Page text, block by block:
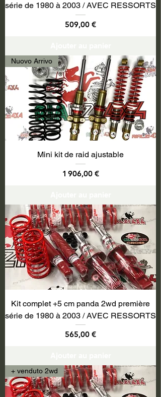
série de 1980 à 2003 / AVEC RESSORTS
Prix
509,00 €
Nuovo Arrivo
Mini kit de raid ajustable
Prix
1 906,00 €
Kit complet +5 cm panda 2wd première
série de 1980 à 2003 / AVEC RESSORTS
Prix
565,00 €
+ venduto 2wd